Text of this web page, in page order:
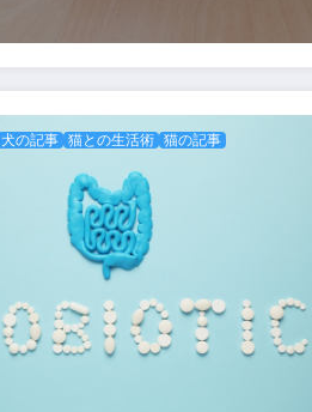
犬の記事 猫との生活術 猫の記事